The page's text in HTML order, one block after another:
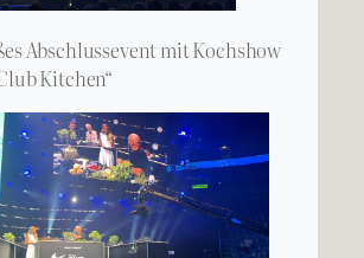
Abschlussevent mit Kochshow
Kitchen“